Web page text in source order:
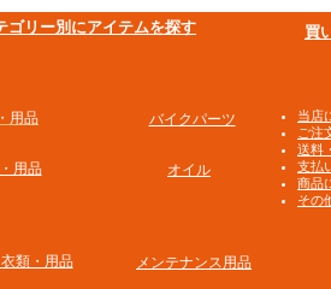
ゴリー別にアイテムを探す
用品
用品
バイクパーツ
オイル
類・用品 メンテナンス用品
買
当店
ご注
送料
支払
商品
その